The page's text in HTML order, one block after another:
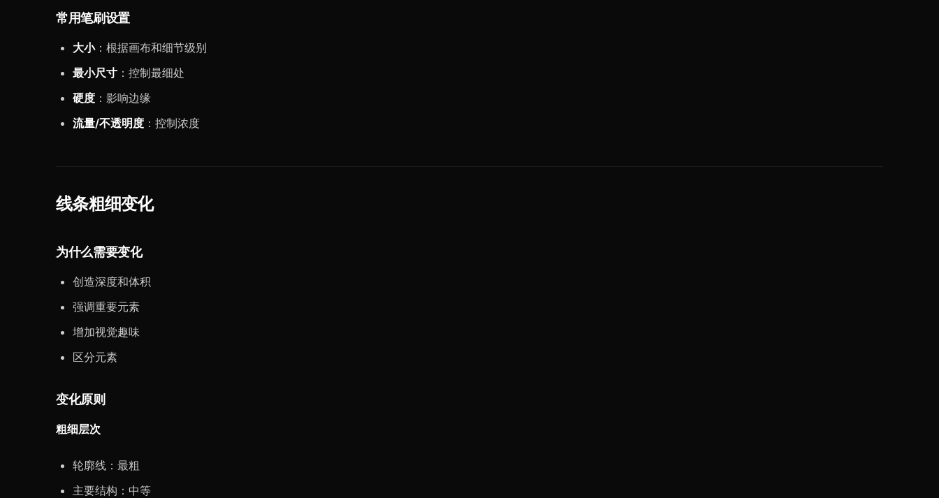
常用笔刷设置
大小：根据画布和细节级别
最小尺寸 ：控制最细处
硬度 ：影响边缘
流量/不透明度 ：控制浓度
线条粗细变化
为什么需要变化
创造深度和体积
强调重要元素
增加视觉趣味
区分元素
变化原则
粗细层次
轮廓线：最粗
主要结构：中等